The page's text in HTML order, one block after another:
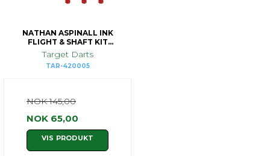
NATHAN ASPINALL INK
FLIGHT & SHAFT KIT
INTERMEDIATE
Target Darts
TAR-420005
NOK 145,00
NOK 65,00
VIS PRODUKT